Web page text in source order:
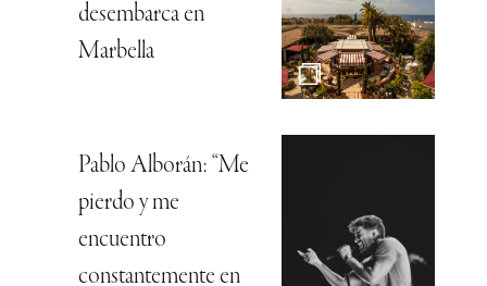
desembarca en
Marbella
Pablo Alborán: “Me
pierdo y me
encuentro
constantemente en